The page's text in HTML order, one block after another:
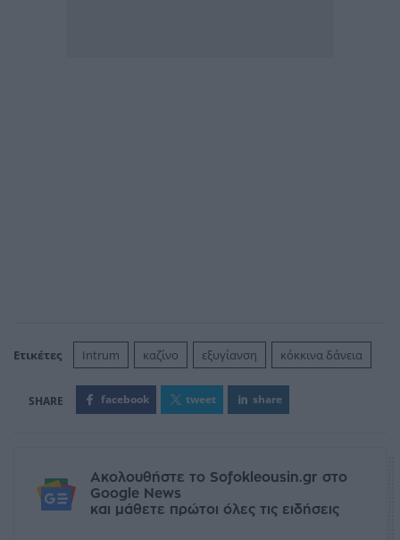
Ετικέτες Intrum καζίνο εξυγίανση κόκκινα δάνεια
facebook tweet share
Ακολουθήστε το Sofokleousin.gr στο
Google News
και μάθετε πρώτοι όλες τις ειδήσεις